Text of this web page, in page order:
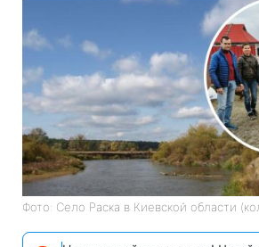
Фото: Село Раска в Киевской области